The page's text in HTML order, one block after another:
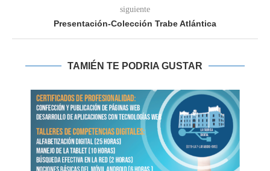
siguiente
Presentación-Colección Trabe Atlántica
TAMIÉN TE PODRIA GUSTAR